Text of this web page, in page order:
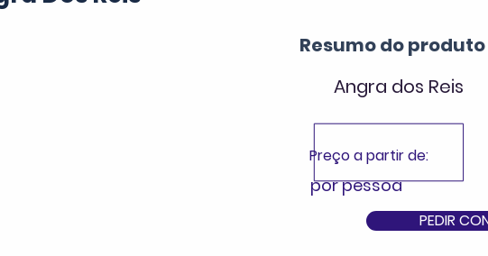
Resumo do produto
Angra dos Reis
Preço a partir de:
por pessoa
PEDIR